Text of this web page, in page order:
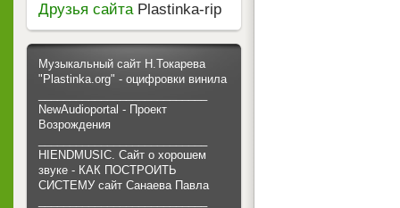
Друзья сайтаPlastinka-rip
Музыкальный сайт Н.Токарева
"Plastinka.org" - оцифровки винила
NewAudioportal - Проект
Возрождения
HIENDMUSIC. Сайт о хорошем
звуке - КАК ПОСТРОИТЬ
СИСТЕМУ сайт Санаева Павла